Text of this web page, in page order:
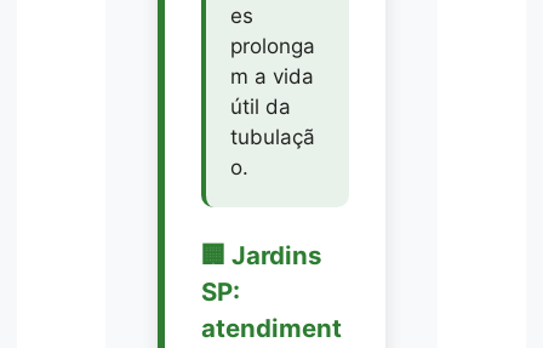
es
prolonga
m a vida
útil da
tubulaçã
o.
🏢 Jardins
SP:
atendiment